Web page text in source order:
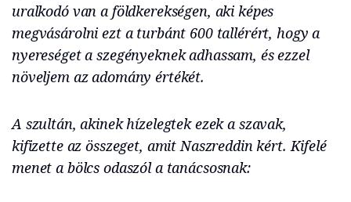
uralkodó van a földkerekségen, aki képes
megvásárolni ezt a turbánt 600 tallérért, hogy a
nyereséget a szegényeknek adhassam, és ezzel
növeljem az adomány értékét.
A szultán, akinek hízelegtek ezek a szavak,
kifizette az összeget, amit Naszreddin kért. Kifelé
menet a bölcs odaszól a tanácsosnak: